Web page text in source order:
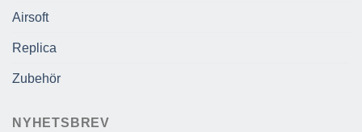
Airsoft
Replica
Zubehör
NYHETSBREV